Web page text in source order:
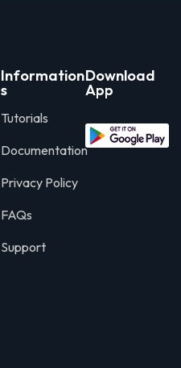
Information
s
Tutorials
Documentation
Privacy Policy
FAQs
Support
Download
App